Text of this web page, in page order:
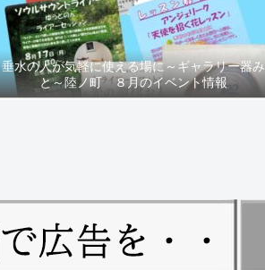
垂水の人が気軽に使える場に～ギャラリー器み
と～陸ノ町 ８月のイベント情報